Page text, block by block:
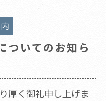
ついてのお知ら
厚く御礼申し上げま